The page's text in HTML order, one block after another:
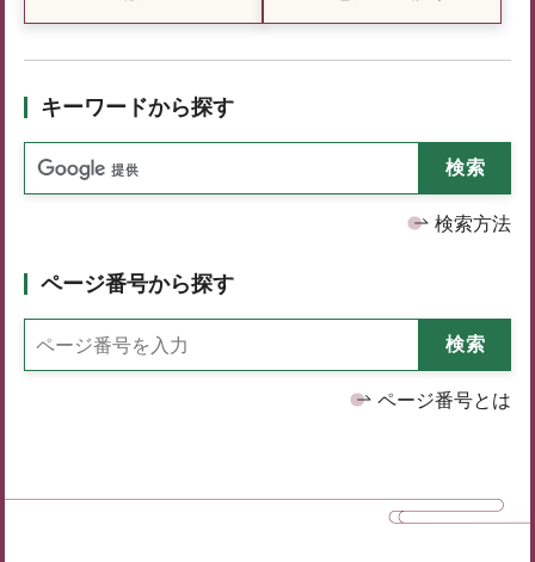
キーワードから探す
検索方法
ページ番号から探す
ページ番号とは